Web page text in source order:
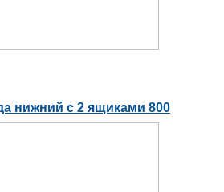
нижний с 2 ящиками 800